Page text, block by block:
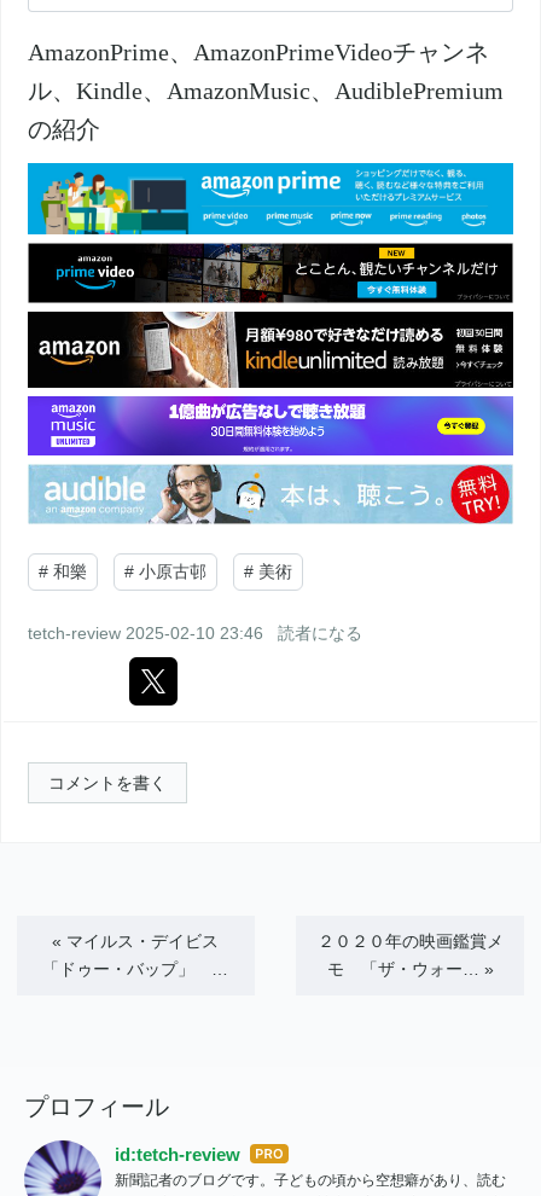
AmazonPrime、AmazonPrimeVideoチャンネ
ル、Kindle、AmazonMusic、AudiblePremium
の紹介
# 和樂 # 小原古邨 # 美術
tetch-review 2025-02-10 23:46 読者になる
コメントを書く
« マイルス・デイビス
「ドゥー・バップ」 …
２０２０年の映画鑑賞メ
モ 「ザ・ウォー… »
プロフィール
id:tetch-review はて
なブ
新聞記者のブログです。子どもの頃から空想癖があり、読む